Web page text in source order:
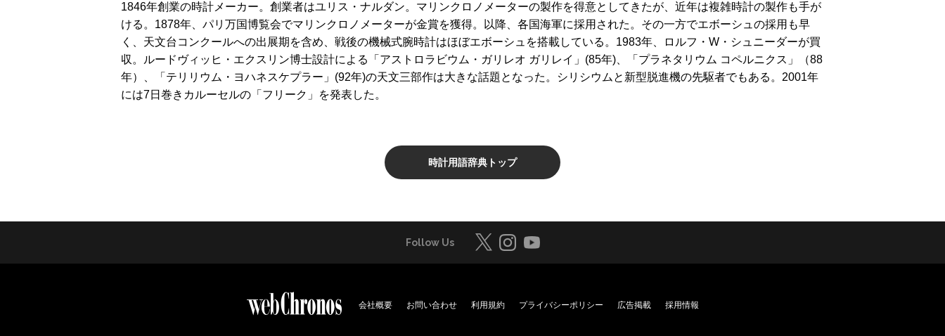
1846年創業の時計メーカー。創業者はユリス・ナルダン。マリンクロノメーターの製作を得意としてきたが、近年は複雑時計の製作も手が
ける。1878年、パリ万国博覧会でマリンクロノメーターが金賞を獲得。以降、各国海軍に採用された。その一方でエボーシュの採用も早
く、天文台コンクールへの出展期を含め、戦後の機械式腕時計はほぼエボーシュを搭載している。1983年、ロルフ・W・シュニーダーが買
収。ルードヴィッヒ・エクスリン博士設計による「アストロラビウム・ガリレオ ガリレイ」(85年)、「プラネタリウム コペルニクス」（88
年）、「テリリウム・ヨハネスケプラー」(92年)の天文三部作は大きな話題となった。シリシウムと新型脱進機の先駆者でもある。2001年
には7日巻きカルーセルの「フリーク」を発表した。
時計用語辞典トップ
Follow Us
会社概要 お問い合わせ 利用規約 プライバシーポリシー 広告掲載 採用情報